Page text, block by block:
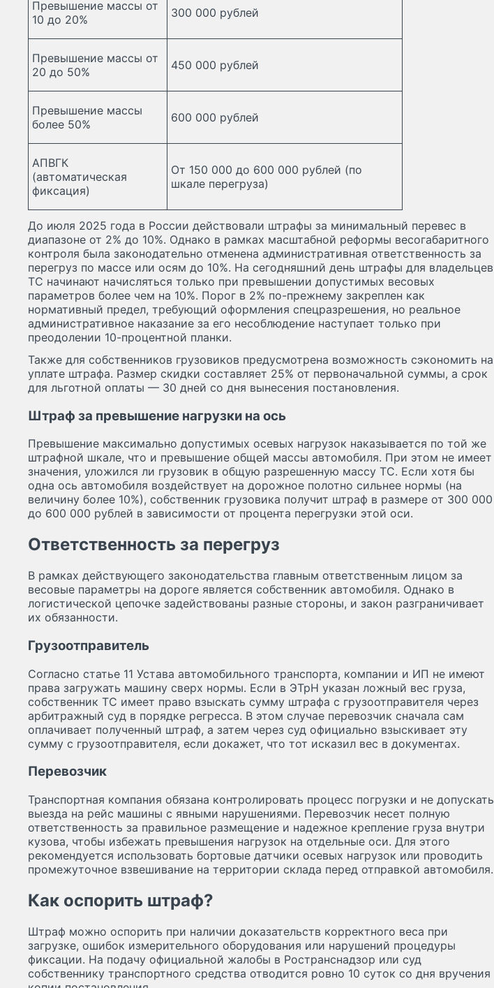
Превышение массы от
10 до 20%
300 000 рублей
Превышение массы от
20 до 50%
450 000 рублей
Превышение массы
более 50%
600 000 рублей
АПВГК
(автоматическая
фиксация)
От 150 000 до 600 000 рублей (по
шкале перегруза)
До июля 2025 года в России действовали штрафы за минимальный перевес в
диапазоне от 2% до 10%. Однако в рамках масштабной реформы весогабаритного
контроля была законодательно отменена административная ответственность за
перегруз по массе или осям до 10%. На сегодняшний день штрафы для владельцев
ТС начинают начисляться только при превышении допустимых весовых
параметров более чем на 10%. Порог в 2% по-прежнему закреплен как
нормативный предел, требующий оформления спецразрешения, но реальное
административное наказание за его несоблюдение наступает только при
преодолении 10-процентной планки.
Также для собственников грузовиков предусмотрена возможность сэкономить на
уплате штрафа. Размер скидки составляет 25% от первоначальной суммы, а срок
для льготной оплаты — 30 дней со дня вынесения постановления.
Штраф за превышение нагрузки на ось
Превышение максимально допустимых осевых нагрузок наказывается по той же
штрафной шкале, что и превышение общей массы автомобиля. При этом не имеет
значения, уложился ли грузовик в общую разрешенную массу ТС. Если хотя бы
одна ось автомобиля воздействует на дорожное полотно сильнее нормы (на
величину более 10%), собственник грузовика получит штраф в размере от 300 000
до 600 000 рублей в зависимости от процента перегрузки этой оси.
Ответственность за перегруз
В рамках действующего законодательства главным ответственным лицом за
весовые параметры на дороге является собственник автомобиля. Однако в
логистической цепочке задействованы разные стороны, и закон разграничивает
их обязанности.
Грузоотправитель
Согласно статье 11 Устава автомобильного транспорта, компании и ИП не имеют
права загружать машину сверх нормы. Если в ЭТрН указан ложный вес груза,
собственник ТС имеет право взыскать сумму штрафа с грузоотправителя через
арбитражный суд в порядке регресса. В этом случае перевозчик сначала сам
оплачивает полученный штраф, а затем через суд официально взыскивает эту
сумму с грузоотправителя, если докажет, что тот исказил вес в документах.
Перевозчик
Транспортная компания обязана контролировать процесс погрузки и не допускать
выезда на рейс машины с явными нарушениями. Перевозчик несет полную
ответственность за правильное размещение и надежное крепление груза внутри
кузова, чтобы избежать превышения нагрузок на отдельные оси. Для этого
рекомендуется использовать бортовые датчики осевых нагрузок или проводить
промежуточное взвешивание на территории склада перед отправкой автомобиля.
Как оспорить штраф?
Штраф можно оспорить при наличии доказательств корректного веса при
загрузке, ошибок измерительного оборудования или нарушений процедуры
фиксации. На подачу официальной жалобы в Ространснадзор или суд
собственнику транспортного средства отводится ровно 10 суток со дня вручения